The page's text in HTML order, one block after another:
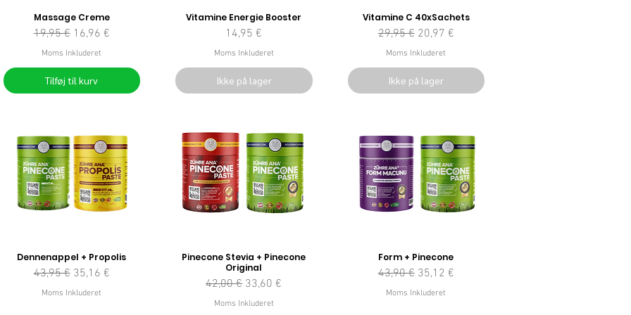
Massage Creme
Regulær pris
19,95 € Salgspris
16,96 €
Moms Inkluderet
Tilføj til kurv
Vitamine Energie Booster
Pris
14,95 €
Moms Inkluderet
Ikke på lager
Vitamine C 40xSachets
Regulær pris
29,95 € Salgspris
20,97 €
Moms Inkluderet
Ikke på lager
Dennenappel + Propolis
Regulær pris
43,95 € Salgspris
35,16 €
Moms Inkluderet
Pinecone Stevia + Pinecone
Original
Regulær pris
42,00 € Salgspris
33,60 €
Moms Inkluderet
Form + Pinecone
Regulær pris
43,90 € Salgspris
35,12 €
Moms Inkluderet